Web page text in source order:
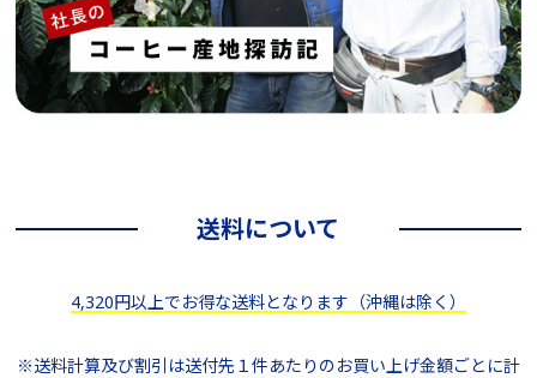
送料について
4,320円以上でお得な送料となります（沖縄は除く）
※送料計算及び割引は送付先１件あたりのお買い上げ金額ごとに計